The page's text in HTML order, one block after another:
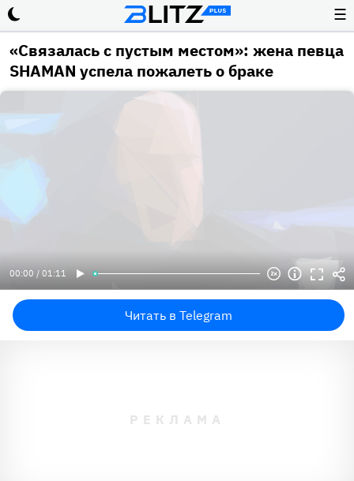
☰
«Связалась с пустым местом»: жена певца
SHAMAN успела пожалеть о браке
00:00 / 01:11
Читать в Telegram